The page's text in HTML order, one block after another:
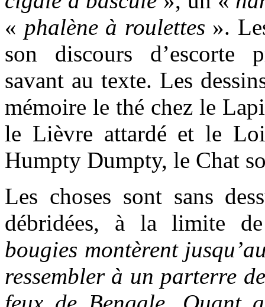
« phalène à roulettes ».
son discours d’escorte
savant au texte. Les
mémoire le thé chez le
le Lièvre attardé et le
Humpty Dumpty, le Chat
Les choses sont sans
débridées, à la limite
bougies montèrent
ressembler à un parterre